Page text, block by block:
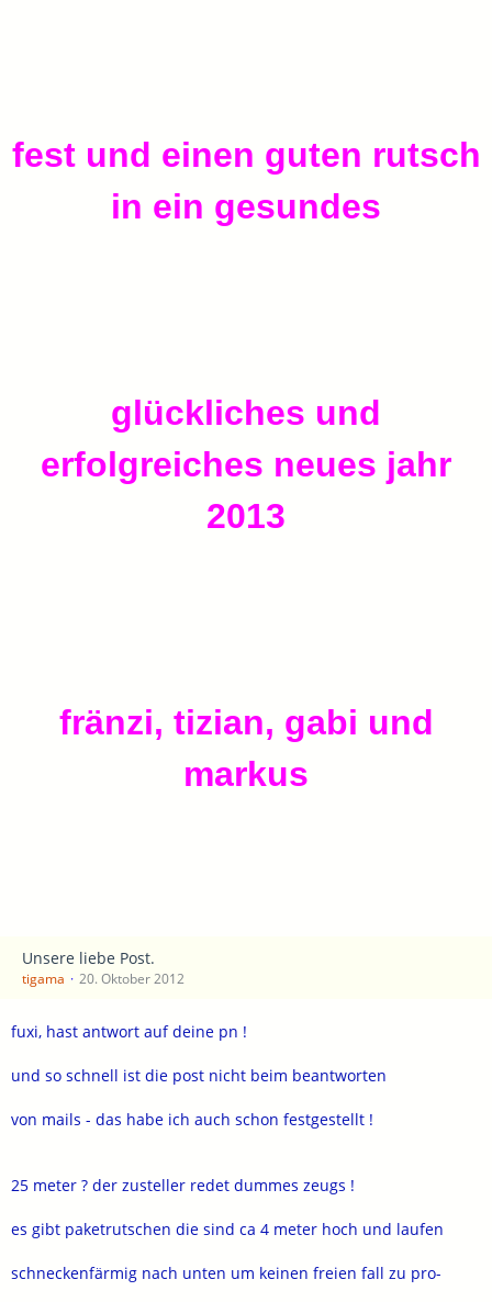
fest und einen guten rutsch
in ein gesundes
glückliches und
erfolgreiches neues jahr
2013
fränzi, tizian, gabi und
markus
Unsere liebe Post.
tigama 20. Oktober 2012
fuxi, hast antwort auf deine pn !
und so schnell ist die post nicht beim beantworten
von mails - das habe ich auch schon festgestellt !
25 meter ? der zusteller redet dummes zeugs !
es gibt paketrutschen die sind ca 4 meter hoch und laufen
schneckenfärmig nach unten um keinen freien fall zu pro-